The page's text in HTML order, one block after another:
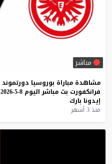
مباشر
مشاهدة مباراة بوروسيا دورتموند
فرانكفورت بث مباشر اليوم 8-5-2026
إيدونا بارك
منذ 3 أشهر